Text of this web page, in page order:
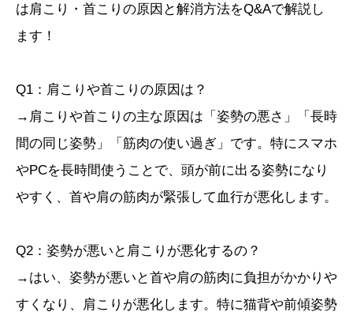
は肩こり・首こりの原因と解消方法をQ&Aで解説し
ます！
Q1：肩こりや首こりの原因は？
→肩こりや首こりの主な原因は「姿勢の悪さ」「長時
間の同じ姿勢」「筋肉の使い過ぎ」です。特にスマホ
やPCを長時間使うことで、頭が前に出る姿勢になり
やすく、首や肩の筋肉が緊張して血行が悪化します。
Q2：姿勢が悪いと肩こりが悪化するの？
→はい、姿勢が悪いと首や肩の筋肉に負担がかかりや
すくなり、肩こりが悪化します。特に猫背や前傾姿勢